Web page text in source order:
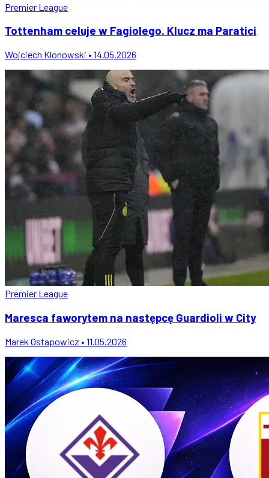
Premier League
Tottenham celuje w Fagiolego. Klucz ma Paratici
Wojciech Klonowski • 14.05.2026
Premier League
Maresca faworytem na następcę Guardioli w City
Marek Ostapowicz • 11.05.2026